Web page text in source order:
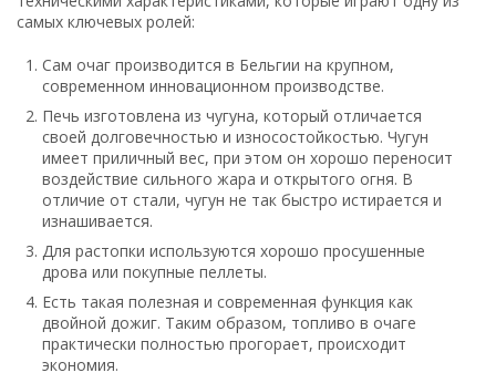
самых ключевых ролей:
Сам очаг производится в Бельгии на крупном,
современном инновационном производстве.
Печь изготовлена из чугуна, который отличается
своей долговечностью и износостойкостью. Чугун
имеет приличный вес, при этом он хорошо переносит
воздействие сильного жара и открытого огня. В
отличие от стали, чугун не так быстро истирается и
изнашивается.
Для растопки используются хорошо просушенные
дрова или покупные пеллеты.
Есть такая полезная и современная функция как
двойной дожиг. Таким образом, топливо в очаге
практически полностью прогорает, происходит
экономия.